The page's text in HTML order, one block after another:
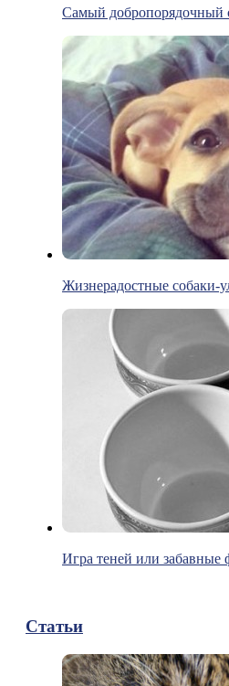
Самый добропорядочный
Жизнерадостные собаки-
Игра теней или забавные
Статьи